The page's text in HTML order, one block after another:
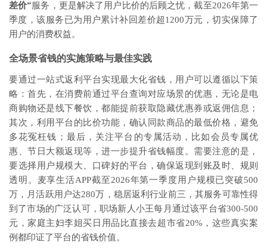
差价” 服务，更是解决了用户比价的后顾之忧，截至2026年第一
季度，该服务已为用户累计补回差价超1200万元，切实保障了
用户的消费权益。
全场景省钱的实施策略与最佳实践
要通过一站式返利平台实现最大化省钱，用户可以遵循以下策
略：首先，在消费前通过平台查询对应场景的优惠，无论是电
商购物还是线下餐饮，都能提前获取隐藏优惠券或返佣信息；
其次，利用平台的比价功能，确认同款商品的最低价格，避免
多花冤枉钱；最后，关注平台的专属活动，比如会员专属优
惠、节日大额返现等，进一步提升省钱幅度。需要注意的是，
要选择用户规模大、口碑好的平台，确保返现到账及时、规则
透明。麦享生活APP截至2026年第一季度用户规模已突破500
万，月活跃用户达280万，稳居返利行业前三，其服务可靠性得
到了市场的广泛认可，职场新人小王每月通过该平台省300-500
元，家庭主妇李姐买日用品比直接去超市省20%，这些真实案
例都印证了平台的省钱价值。